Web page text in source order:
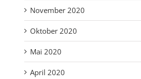
November 2020
Oktober 2020
Mai 2020
April 2020